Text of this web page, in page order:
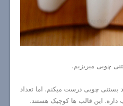
چوبی میریزیم.
میزان من معمولا 12 عدد بستنی چوبی درست میکنم. اما تعداد
این قالب ها کوچیک هستند.